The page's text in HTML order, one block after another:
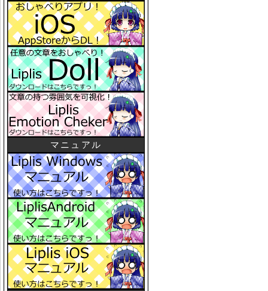
マニュアル